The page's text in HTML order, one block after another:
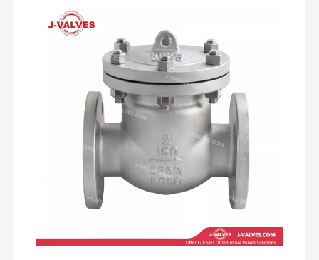
конструкцией. Его уникальная конструкция осевого
потока может значительно снизить сопротивление
жидкости, обеспечивая эффективную работу в
условиях высоких потоков. Этот клапан
соответствует международным стандартам, таким
как API 6D и ASME B16.34, и широко используется в
таких отраслях, как нефть, природный газ,
химическая инженерия и обработка воды.